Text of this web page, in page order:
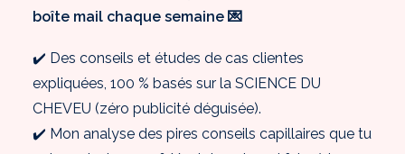
boîte mail chaque semaine 💌
✔️ Des conseils et études de cas clientes
expliquées, 100 % basés sur la SCIENCE DU
CHEVEU (zéro publicité déguisée).
✔️ Mon analyse des pires conseils capillaires que tu